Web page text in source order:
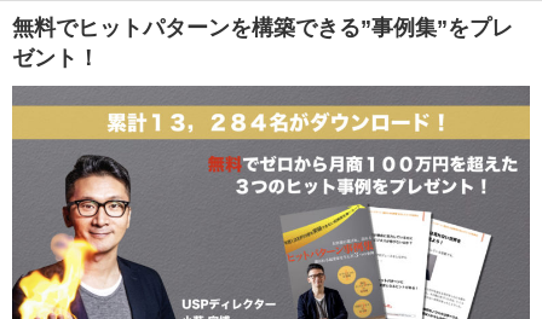
無料でヒットパターンを構築できる”事例集”をプレ
ゼント！